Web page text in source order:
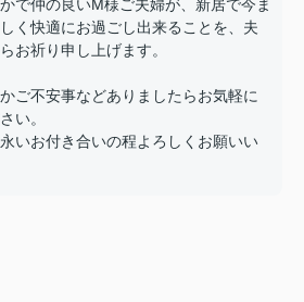
で仲の良いM様ご夫婦が、新居で今ま
く快適にお過ごし出来ることを、夫
お祈り申し上げます。
ご不安事などありましたらお気軽に
い。
いお付き合いの程よろしくお願いい